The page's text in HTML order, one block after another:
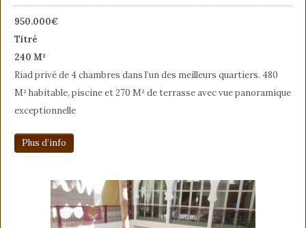
950.000€
Titré
240 M²
Riad privé de 4 chambres dans l’un des meilleurs quartiers. 480
M² habitable, piscine et 270 M² de terrasse avec vue panoramique
exceptionnelle
Plus d’info